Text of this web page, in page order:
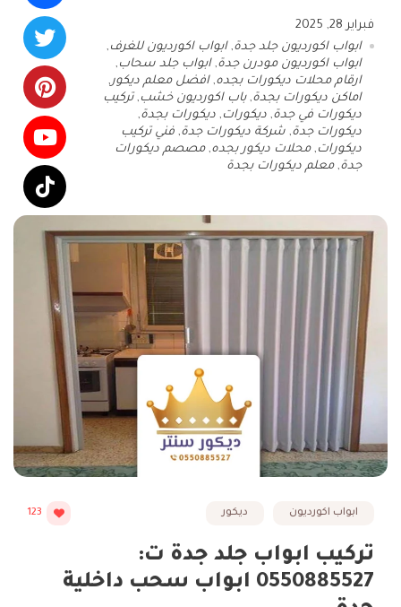
فبراير 28, 2025
ابواب اكورديون جلد جدة,ابواب اكورديون للغرف ,
ابواب اكورديون مودرن جدة,ابواب جلد سحاب ,
ارقام محلات ديكورات بجده,افضل معلم ديكور ,
اماكن ديكورات بجدة,باب اكورديون خشب ,تركيب
ديكورات في جدة, ديكورات , ديكورات بجدة,
ديكورات جدة, شركة ديكورات جدة, فني تركيب
ديكورات ,محلات ديكور بجده,مصصم ديكورات
جدة,معلم ديكورات بجدة
ابواب اكورديون ديكور 123
تركيب ابواب جلد جدة ت:
0550885527 ابواب سحب داخلية